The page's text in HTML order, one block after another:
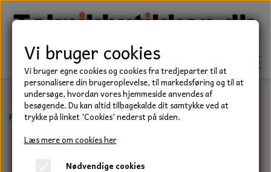
TEKNIK
KILEREMME
BEFÆSTELSE
Forside Teknik Lejer Sporkuglelejer 6200 Serie
Vi bruger cookies
Vi bruger egne cookies og cookies fra tredjeparter til at
personalisere din brugeroplevelse, til markedsføring og til at
undersøge, hvordan vores hjemmeside anvendes af
besøgende. Du kan altid tilbagekalde dit samtykke ved at
trykke på linket 'Cookies' nederst på siden.
Læs mere om cookies her
Nødvendige cookies